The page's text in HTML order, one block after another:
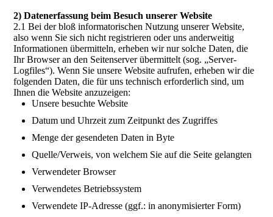
2) Datenerfassung beim Besuch unserer Website
2.1 Bei der bloß informatorischen Nutzung unserer Website,
also wenn Sie sich nicht registrieren oder uns anderweitig
Informationen übermitteln, erheben wir nur solche Daten, die
Ihr Browser an den Seitenserver übermittelt (sog. „Server-
Logfiles“). Wenn Sie unsere Website aufrufen, erheben wir die
folgenden Daten, die für uns technisch erforderlich sind, um
Ihnen die Website anzuzeigen:
Unsere besuchte Website
Datum und Uhrzeit zum Zeitpunkt des Zugriffes
Menge der gesendeten Daten in Byte
Quelle/Verweis, von welchem Sie auf die Seite gelangten
Verwendeter Browser
Verwendetes Betriebssystem
Verwendete IP-Adresse (ggf.: in anonymisierter Form)